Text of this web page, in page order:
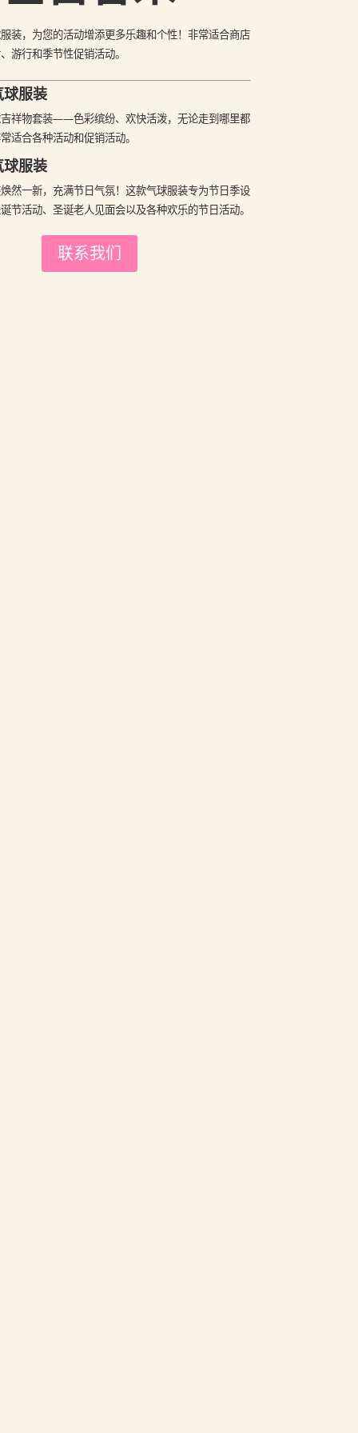
装，为您的活动增添更多乐趣和个性！非常适合商店
游行和季节性促销活动。
服装
祥物套装——色彩缤纷、欢快活泼，无论走到哪里都
适合各种活动和促销活动。
服装
然一新，充满节日气氛！这款气球服装专为节日季设
节活动、圣诞老人见面会以及各种欢乐的节日活动。
联系我们